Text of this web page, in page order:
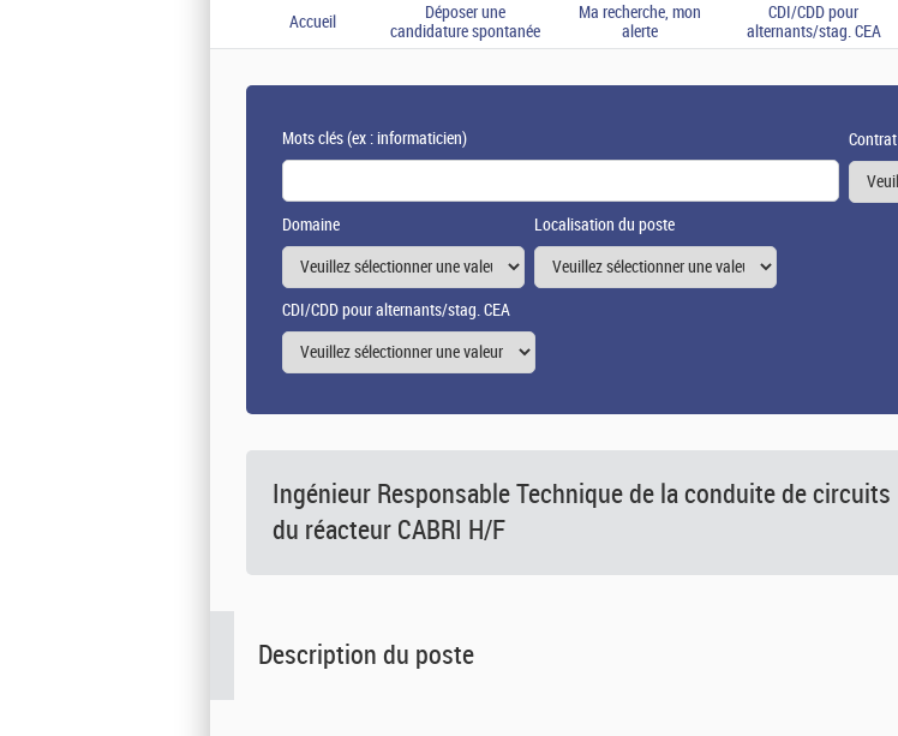
Accueil
Déposer une
candidature spontanée
Ma recherche, mon
alerte
CDI/CDD pour
alternants/stag. CEA
Mots clés(ex : informaticien) Contrat
Domaine Localisation du poste
CDI/CDD pour alternants/stag. CEA
Ingénieur Responsable Technique de la conduite de circuits
du réacteur CABRI H/F
Description du poste